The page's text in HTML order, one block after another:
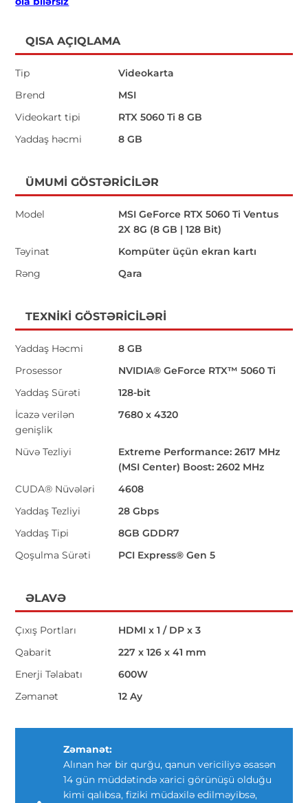
QISA AÇIQLAMA
Tip
Videokarta
Brend
MSI
Videokart tipi
RTX 5060 Ti 8 GB
Yaddaş həcmi
8 GB
ÜMUMI GÖSTƏRICILƏR
Model
MSI GeForce RTX 5060 Ti Ventus
2X 8G (8 GB | 128 Bit)
Təyinat
Kompüter üçün ekran kartı
Rəng
Qara
TEXNIKI GÖSTƏRICILƏRI
Yaddaş Həcmi
8 GB
Prosessor
NVIDIA® GeForce RTX™ 5060 Ti
Yaddaş Sürəti
128-bit
İcazə verilən
genişlik
7680 x 4320
Nüvə Tezliyi
Extreme Performance: 2617 MHz
(MSI Center) Boost: 2602 MHz
CUDA® Nüvələri
4608
Yaddaş Tezliyi
28 Gbps
Yaddaş Tipi
8GB GDDR7
Qoşulma Sürəti
PCI Express® Gen 5
ƏLAVƏ
Çıxış Portları
HDMI x 1 / DP x 3
Qabarit
227 x 126 x 41 mm
Enerji Təlabatı
600W
Zəmanət
12 Ay
Zəmanət:
Alınan hər bir qurğu, qanun vericiliyə əsasən
14 gün müddətində xarici görünüşü olduğu
kimi qalıbsa, fiziki müdaxilə edilməyibsə,